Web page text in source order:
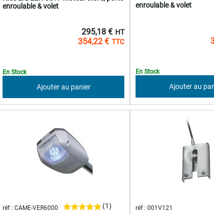
enroulable & volet
354,22 €
295,18 €
En Stock
Ajouter au panier
enroulable & volet
En Stock
Ajouter au
réf : CAME-VER6000 (1) réf : 001V121